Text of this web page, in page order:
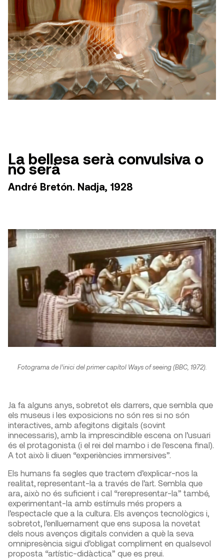
La bellesa serà convulsiva o
no serà
André Bretón. Nadja, 1928
Fotograma de l’inici del primer capítol Ways of seeing (BBC, 1972).
Ja fa alguns anys, sobretot els darrers, que sembla que
els museus i les exposicions no són res si no són
interactives, amb afegitons digitals (sovint
innecessaris), amb la imprescindible escena on l’usuari
és el protagonista (i el rei del mambo i de l’escena final).
A tot això li diuen “experiències immersives”.
Els humans fa segles que tractem d’explicar-nos la
realitat, representant-la a través de l’art. Sembla que
ara, això no és suficient i cal “rerepresentar-la” també,
experimentant-la amb estímuls més propers a
l’espectacle que a la cultura. Els avenços tecnològics i,
sobretot, l’enlluernament que ens suposa la novetat
dels nous avenços digitals conviden a què la seva
omnipresència sigui d’obligat compliment en qualsevol
proposta “artístic-didàctica” que es preui.